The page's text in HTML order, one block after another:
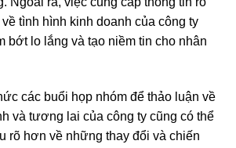
tình hình kinh doanh của công ty
bớt lo lắng và tạo niềm tin cho nhân
các buổi họp nhóm để thảo luận về
và tương lai của công ty cũng có thể
rõ hơn về những thay đổi và chiến